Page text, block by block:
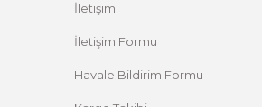
İletişim
İletişim Formu
Havale Bildirim Formu